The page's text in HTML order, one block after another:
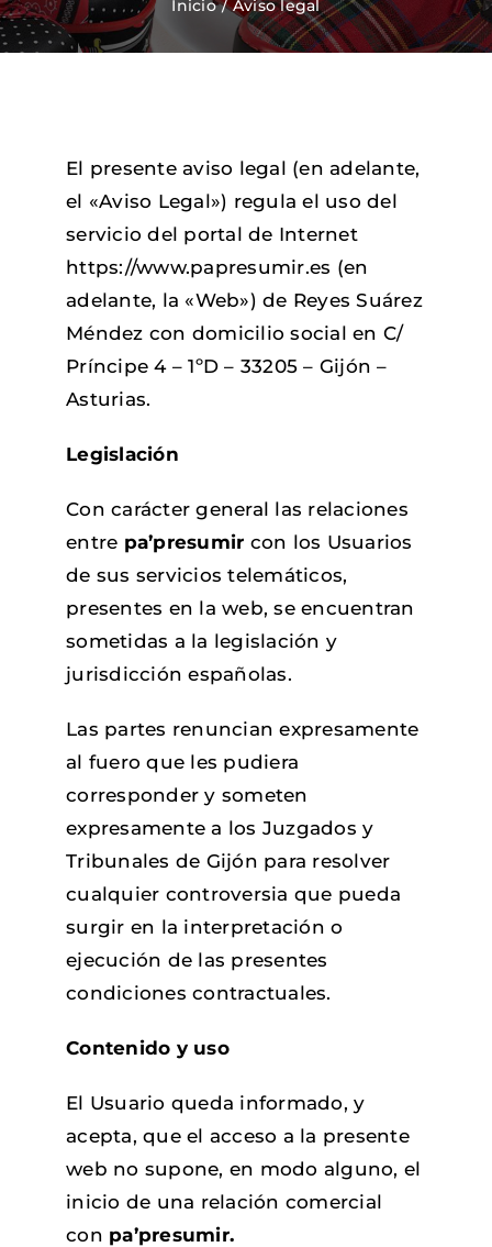
Camisetas
Contacto
Inicio Aviso legal
El presente aviso legal (en adelante,
el «Aviso Legal») regula el uso del
servicio del portal de Internet
https://www.papresumir.es (en
adelante, la «Web») de Reyes Suárez
Méndez con domicilio social en C/
Príncipe 4 – 1ºD – 33205 – Gijón –
Asturias.
Legislación
Con carácter general las relaciones
entre pa’presumir con los Usuarios
de sus servicios telemáticos,
presentes en la web, se encuentran
sometidas a la legislación y
jurisdicción españolas.
Las partes renuncian expresamente
al fuero que les pudiera
corresponder y someten
expresamente a los Juzgados y
Tribunales de Gijón para resolver
cualquier controversia que pueda
surgir en la interpretación o
ejecución de las presentes
condiciones contractuales.
Contenido y uso
El Usuario queda informado, y
acepta, que el acceso a la presente
web no supone, en modo alguno, el
inicio de una relación comercial
con pa’presumir.